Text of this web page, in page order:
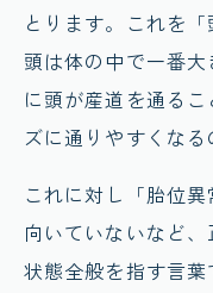
とります。これを
頭は体の中で一番
に頭が産道を通る
ズに通りやすくなる
これに対し「胎位
向いていないなど
状態全般を指す言葉